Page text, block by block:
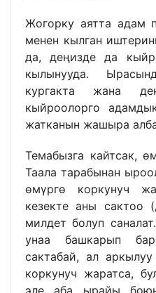
Жогорку аятта адам
менен кылган
да, деңизде да
кылынууда.
кургакта жана
кыйроолорго
жатканын жашыра
Темабызга кайтсак,
Таала тарабынан
өмүргө коркунуч
кезекте аны сактоо (حفظ النفس) шарияттык
милдет болуп
унаа башкарып
сактабай, ал
коркунуч жаратса,
эле аба ырайы